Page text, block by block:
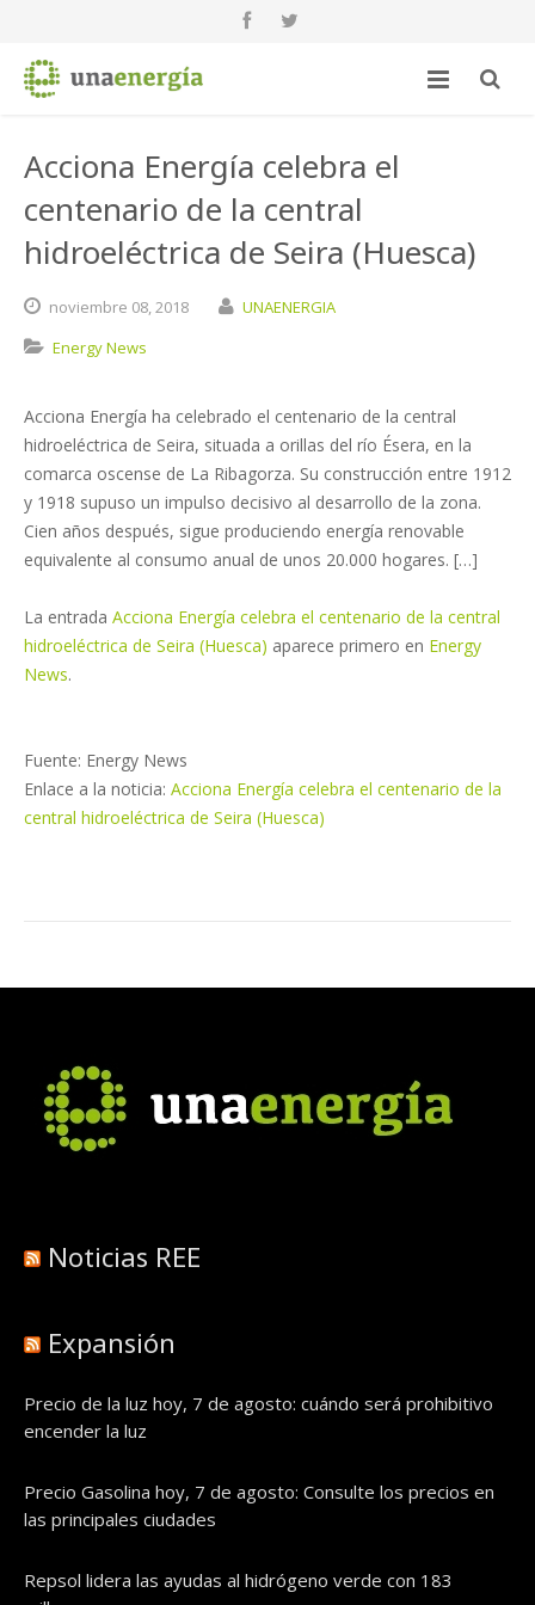
Acciona Energía celebra el
centenario de la central
hidroeléctrica de Seira (Huesca)
noviembre 08,2018
UNAENERGIA
Energy News
Acciona Energía ha celebrado el centenario de la central
hidroeléctrica de Seira, situada a orillas del río Ésera, en la
comarca oscense de La Ribagorza. Su construcción entre 1912
y 1918 supuso un impulso decisivo al desarrollo de la zona.
Cien años después, sigue produciendo energía renovable
equivalente al consumo anual de unos 20.000 hogares. […]
La entrada Acciona Energía celebra el centenario de la central
hidroeléctrica de Seira (Huesca) aparece primero en Energy
News.
Fuente: Energy News
Enlace a la noticia: Acciona Energía celebra el centenario de la
central hidroeléctrica de Seira (Huesca)
Noticias REE
Expansión
Precio de la luz hoy, 7 de agosto: cuándo será prohibitivo
encender la luz
Precio Gasolina hoy, 7 de agosto: Consulte los precios en
las principales ciudades
Repsol lidera las ayudas al hidrógeno verde con 183